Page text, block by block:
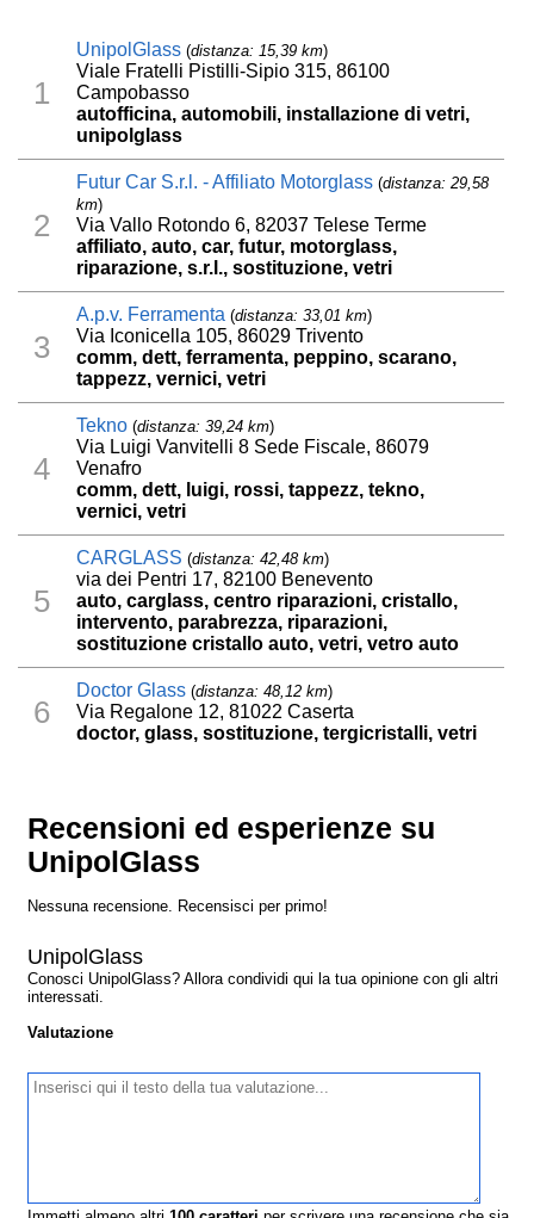
1
UnipolGlass (distanza: 15,39 km)
Viale Fratelli Pistilli-Sipio 315, 86100
Campobasso
autofficina, automobili, installazione di vetri,
unipolglass
2
Futur Car S.r.l. - Affiliato Motorglass (distanza: 29,58
km)
Via Vallo Rotondo 6, 82037 Telese Terme
affiliato, auto, car, futur, motorglass,
riparazione, s.r.l., sostituzione, vetri
3
A.p.v. Ferramenta (distanza: 33,01 km)
Via Iconicella 105, 86029 Trivento
comm, dett, ferramenta, peppino, scarano,
tappezz, vernici, vetri
4
Tekno (distanza: 39,24 km)
Via Luigi Vanvitelli 8 Sede Fiscale, 86079
Venafro
comm, dett, luigi, rossi, tappezz, tekno,
vernici, vetri
5
CARGLASS (distanza: 42,48 km)
via dei Pentri 17, 82100 Benevento
auto, carglass, centro riparazioni, cristallo,
intervento, parabrezza, riparazioni,
sostituzione cristallo auto, vetri, vetro auto
6
Doctor Glass (distanza: 48,12 km)
Via Regalone 12, 81022 Caserta
doctor, glass, sostituzione, tergicristalli, vetri
Recensioni ed esperienze su
UnipolGlass
Nessuna recensione. Recensisci per primo!
UnipolGlass
Conosci UnipolGlass? Allora condividi qui la tua opinione con gli altri
interessati.
Valutazione